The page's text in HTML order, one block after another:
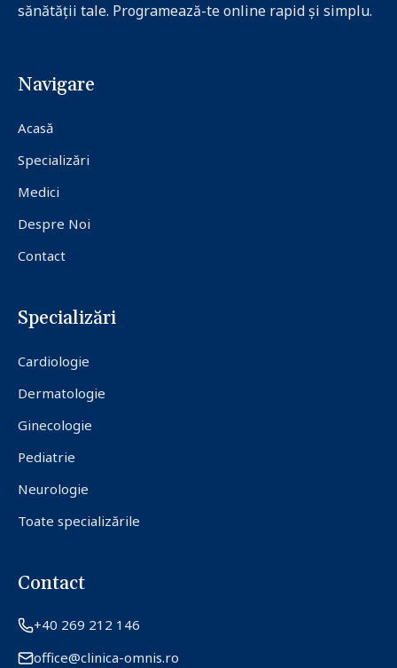
sănătății tale. Programează-te online rapid și simplu.
Navigare
Acasă
Specializări
Medici
Despre Noi
Contact
Specializări
Cardiologie
Dermatologie
Ginecologie
Pediatrie
Neurologie
Toate specializările
Contact
+40 269 212 146
office@clinica-omnis.ro